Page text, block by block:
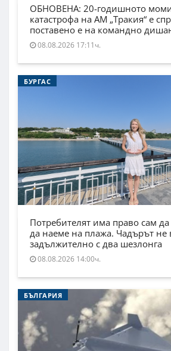
ОБНОВЕНА: 20-годишното
катастрофа на АМ „Тракия“ е
поставено е на командно
08.08.2026 17:11ч.
БУРГАС
Потребителят има право сам
да наеме на плажа. Чадърът не
задължително с два шезлонга
08.08.2026 14:00ч.
БЪЛГАРИЯ